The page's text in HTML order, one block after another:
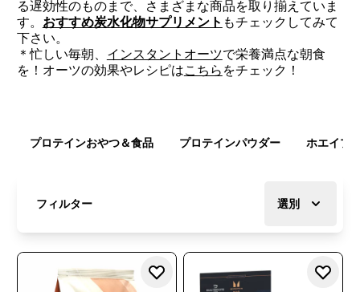
る遅効性のものまで、さまざまな商品を取り揃えていま
す。 おすすめ炭水化物サプリメント もチェックしてみて
下さい。
＊忙しい毎朝、 インスタントオーツで栄養満点な朝食
を！オーツの効果やレシピはこちら をチェック！
プロテインおやつ＆食品 プロテインパウダー ホエイプ
フィルター 選別